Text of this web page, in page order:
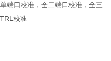
端口校准，全二端口校准，全三
TRL校准